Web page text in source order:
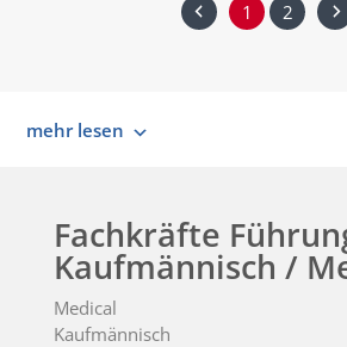
1 2
mehr lesen
Fachkräfte
Kaufmännisch /
Medical
Kaufmännisch